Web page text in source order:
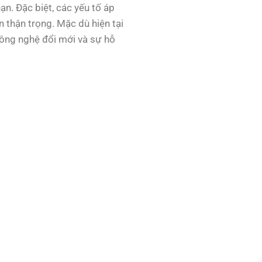
Đặc biệt, các yếu tố áp
thận trọng. Mặc dù hiện tại
nghệ đổi mới và sự hỗ